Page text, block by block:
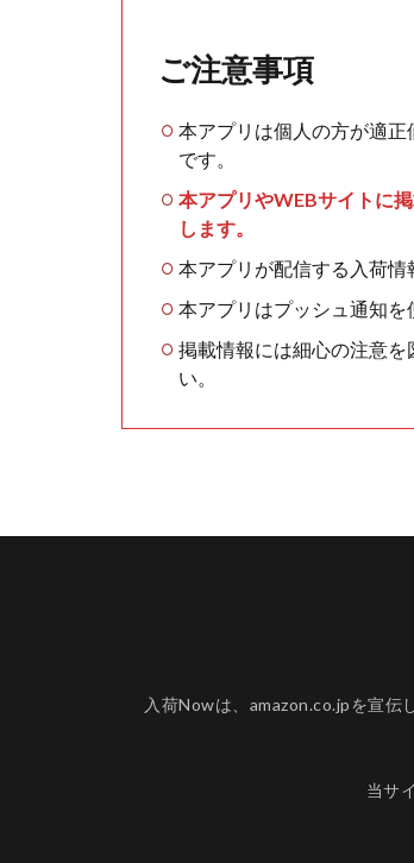
ご注意事項
本アプリは個人の方が適
です。
本アプリやWEBサイトに
します。
本アプリが配信する入荷情
本アプリはプッシュ通知を
掲載情報には細心の注意
い。
入荷Nowは、amazon.co.jpを宣伝
当サ